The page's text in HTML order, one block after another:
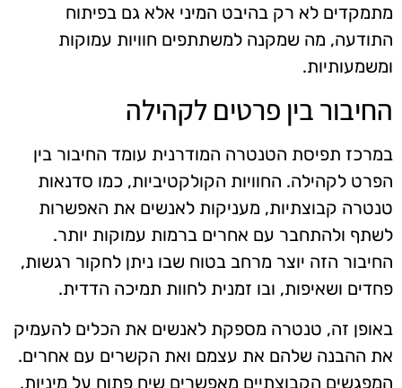
מתמקדים לא רק בהיבט המיני אלא גם בפיתוח
התודעה, מה שמקנה למשתתפים חוויות עמוקות
ומשמעותיות.
החיבור בין פרטים לקהילה
במרכז תפיסת הטנטרה המודרנית עומד החיבור בין
הפרט לקהילה. החוויות הקולקטיביות, כמו סדנאות
טנטרה קבוצתיות, מעניקות לאנשים את האפשרות
לשתף ולהתחבר עם אחרים ברמות עמוקות יותר.
החיבור הזה יוצר מרחב בטוח שבו ניתן לחקור רגשות,
פחדים ושאיפות, ובו זמנית לחוות תמיכה הדדית.
באופן זה, טנטרה מספקת לאנשים את הכלים להעמיק
את ההבנה שלהם את עצמם ואת הקשרים עם אחרים.
המפגשים הקבוצתיים מאפשרים שיח פתוח על מיניות,